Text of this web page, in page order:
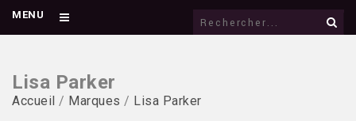
MENU
Lisa Parker
Accueil / Marques / Lisa Parker